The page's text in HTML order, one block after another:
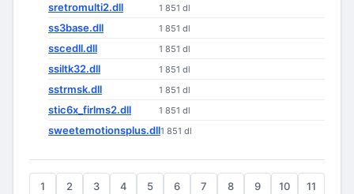
sretromulti2.dll 1 851 dl
ss3base.dll 1 851 dl
sscedll.dll 1 851 dl
ssiltk32.dll 1 851 dl
sstrmsk.dll 1 851 dl
stic6x_firlms2.dll 1 851 dl
sweetemotionsplus.dll1 851 dl
1 2 3 4 5 6 7 8 9 10 11